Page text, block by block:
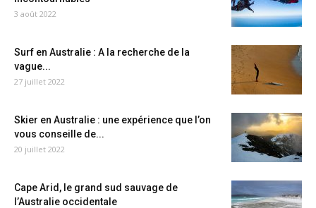
3 août 2022
Surf en Australie : A la recherche de la
vague...
27 juillet 2022
Skier en Australie : une expérience que l’on
vous conseille de...
20 juillet 2022
Cape Arid, le grand sud sauvage de
l’Australie occidentale